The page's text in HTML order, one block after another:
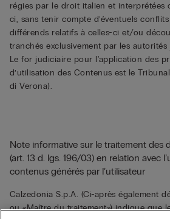
régies par le droit italien et interprétées
ci, sans tenir compte d’éventuels
différends relatifs à celles-ci et/ou
tranchés exclusivement par les
Le for judiciaire pour l'application des
d’utilisation des Contenus est le
di Verona).
Note informative sur le traitement des
(art. 13 d. lgs. 196/03) en relation avec
contenus générés par l’utilisateur
Calzedonia S.p.A. (Ci-après également
ou «Maître du traitement») indique que